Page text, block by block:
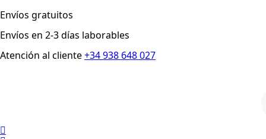
Envíos gratuitos
Envíos en 2-3 días laborables
Atención al cliente+34 938 648 027